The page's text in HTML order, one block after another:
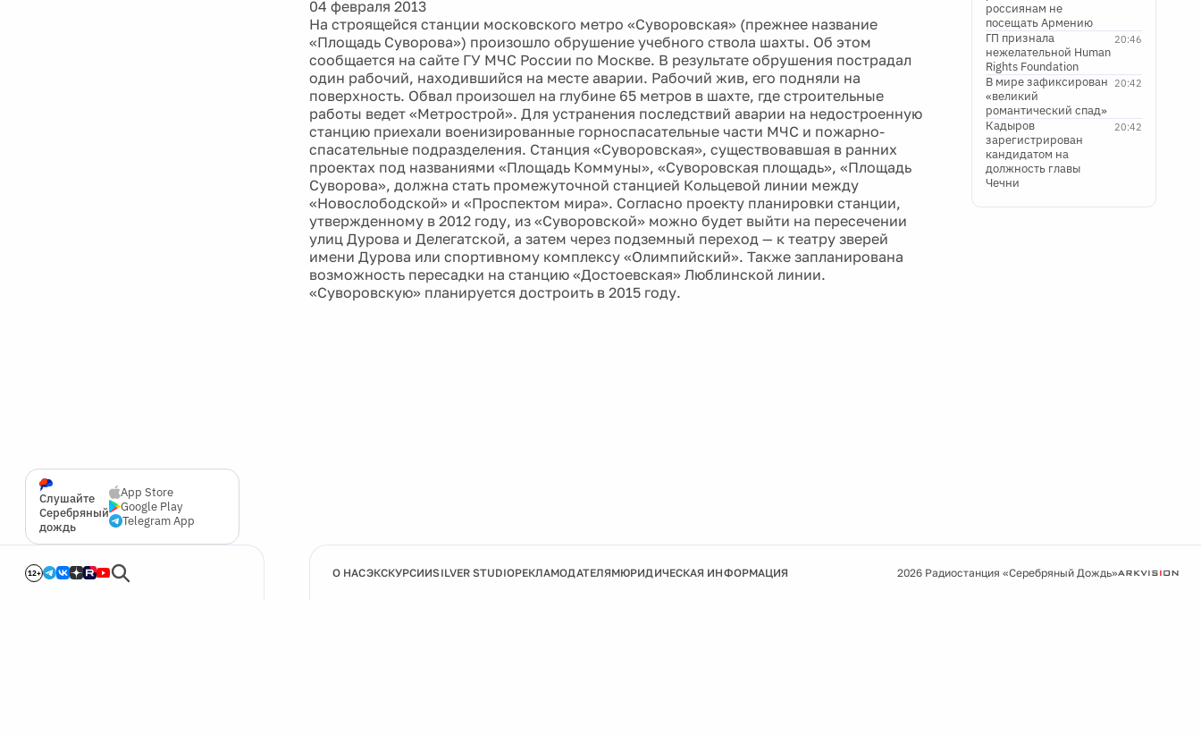
Слушайте
Серебряный
дождь
App Store
Google Play
Telegram App
12+
04 февраля 2013
На строящейся станции московского метро «Суворовская» (прежнее название
«Площадь Суворова») произошло обрушение учебного ствола шахты. Об этом
сообщается на сайте ГУ МЧС России по Москве. В результате обрушения пострадал
один рабочий, находившийся на месте аварии. Рабочий жив, его подняли на
поверхность. Обвал произошел на глубине 65 метров в шахте, где строительные
работы ведет «Метрострой». Для устранения последствий аварии на недостроенную
станцию приехали военизированные горноспасательные части МЧС и пожарно-
спасательные подразделения. Станция «Суворовская», существовавшая в ранних
проектах под названиями «Площадь Коммуны», «Суворовская площадь», «Площадь
Суворова», должна стать промежуточной станцией Кольцевой линии между
«Новослободской» и «Проспектом мира». Согласно проекту планировки станции,
утвержденному в 2012 году, из «Суворовской» можно будет выйти на пересечении
улиц Дурова и Делегатской, а затем через подземный переход — к театру зверей
имени Дурова или спортивному комплексу «Олимпийский». Также запланирована
возможность пересадки на станцию «Достоевская» Люблинской линии.
«Суворовскую» планируется достроить в 2015 году.
россиянам не
посещать Армению
20:46
ГП признала
нежелательной Human
Rights Foundation
20:42
В мире зафиксирован
«великий
романтический спад»
20:42
Кадыров
зарегистрирован
кандидатом на
должность главы
Чечни
О НАСЭКСКУРСИИSILVER STUDIOРЕКЛАМОДАТЕЛЯМЮРИДИЧЕСКАЯ ИНФОРМАЦИЯ 2026 Радиостанция «Серебряный Дождь»